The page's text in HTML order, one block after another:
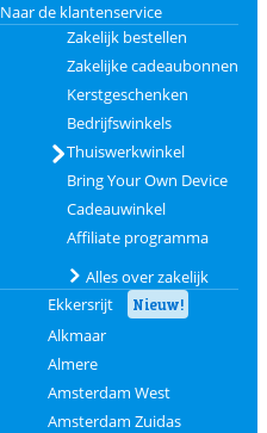
Naar de klantenservice
Zakelijk bestellen
Zakelijke cadeaubonnen
Kerstgeschenken
Bedrijfswinkels
Thuiswerkwinkel
Bring Your Own Device
Cadeauwinkel
Affiliate programma
Alles over zakelijk
Ekkersrijt Nieuw!
Alkmaar
Almere
Amsterdam West
Amsterdam Zuidas